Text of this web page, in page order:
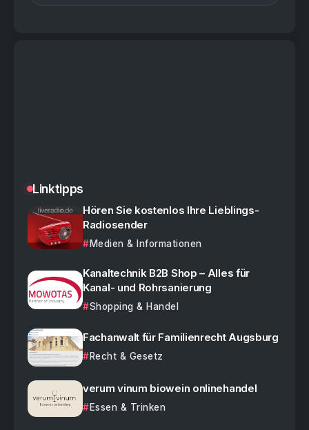
Linktipps
Hören Sie kostenlos Ihre Lieblings-
Radiosender
Medien & Informationen
Kanaltechnik B2B Shop – Alles für
Kanal- und Rohrsanierung
Shopping & Handel
Fachanwalt für Familienrecht Augsburg
Recht & Gesetz
verum vinum biowein onlinehandel
Essen & Trinken